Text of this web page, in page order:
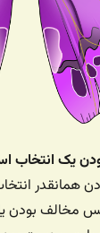
همانقدر
مخالف بودن